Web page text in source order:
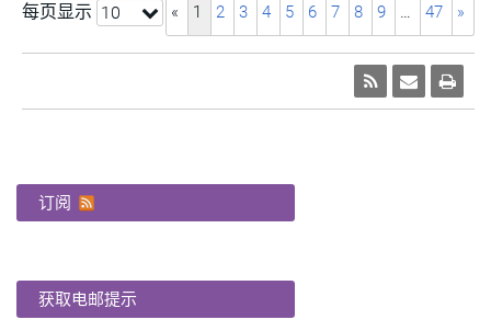
每页显示 10 « 1 2 3 4 5 6 7 8 9 … 47 »
订阅
获取电邮提示